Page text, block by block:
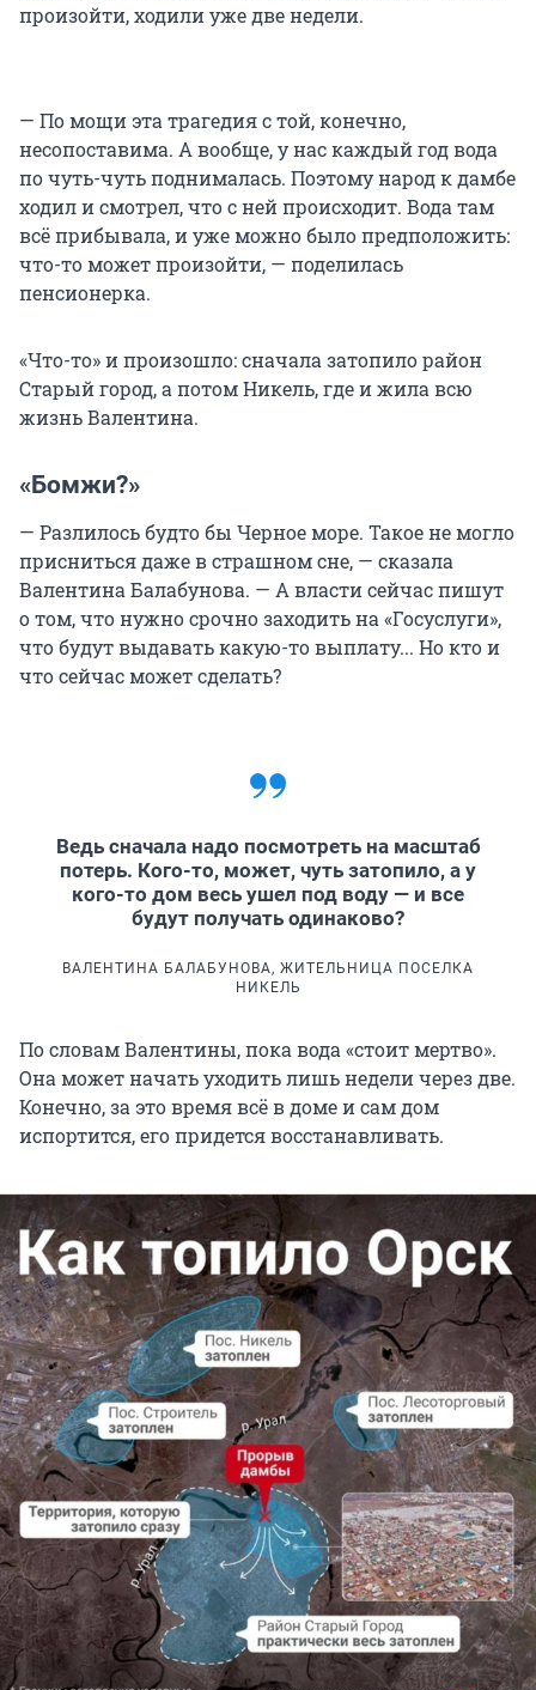
произойти, ходили уже две недели.
— По мощи эта трагедия с той, конечно,
несопоставима. А вообще, у нас каждый год вода
по чуть-чуть поднималась. Поэтому народ к дамбе
ходил и смотрел, что с ней происходит. Вода там
всё прибывала, и уже можно было предположить:
что-то может произойти, — поделилась
пенсионерка.
«Что-то» и произошло: сначала затопило район
Старый город, а потом Никель, где и жила всю
жизнь Валентина.
«Бомжи?»
— Разлилось будто бы Черное море. Такое не могло
присниться даже в страшном сне, — сказала
Валентина Балабунова. — А власти сейчас пишут
о том, что нужно срочно заходить на «Госуслуги»,
что будут выдавать какую-то выплату... Но кто и
что сейчас может сделать?
Ведь сначала надо посмотреть на масштаб
потерь. Кого-то, может, чуть затопило, а у
кого-то дом весь ушел под воду — и все
будут получать одинаково?
ВАЛЕНТИНА БАЛАБУНОВА, ЖИТЕЛЬНИЦА ПОСЕЛКА
НИКЕЛЬ
По словам Валентины, пока вода «стоит мертво».
Она может начать уходить лишь недели через две.
Конечно, за это время всё в доме и сам дом
испортится, его придется восстанавливать.